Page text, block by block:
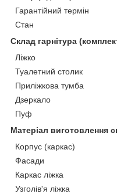
Гарантійний термін
Стан
Склад гарнітура
Ліжко
Туалетний столик
Приліжкова тумба
Дзеркало
Пуф
Матеріал виготовлення
Корпус (каркас)
Фасади
Каркас ліжка
Узголів'я ліжка